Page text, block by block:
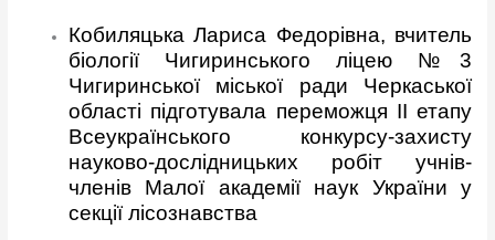
Кобиляцька Лариса Федорівна, вчитель
біології Чигиринського ліцею №3
Чигиринської міської ради Черкаської
області підготувала переможця ІІ етапу
Всеукраїнського конкурсу-захисту
науково-дослідницьких робіт учнів-
членів Малої академії наук України у
секції лісознавства